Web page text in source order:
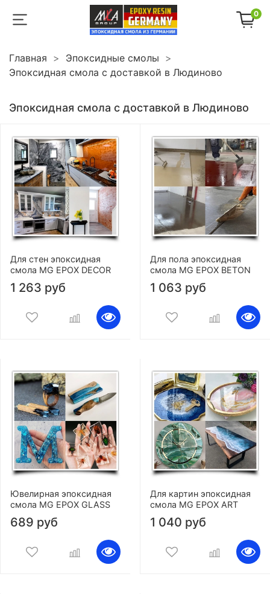
0
Главная
Эпоксидные смолы
Эпоксидная смола с доставкой в Людиново
Эпоксидная смола с доставкой в Людиново
Для стен эпоксидная
смола MG EPOX DECOR
1 263 руб
Для пола эпоксидная
смола MG EPOX BETON
1 063 руб
Ювелирная эпоксидная
смола MG EPOX GLASS
689 руб
Для картин эпоксидная
смола MG EPOX ART
1 040 руб